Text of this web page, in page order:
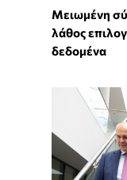
Μειωμένη
λάθος
δεδομένα